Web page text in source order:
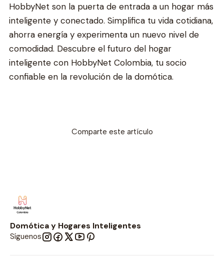
HobbyNet son la puerta de entrada a un hogar más
inteligente y conectado. Simplifica tu vida cotidiana,
ahorra energía y experimenta un nuevo nivel de
comodidad. Descubre el futuro del hogar
inteligente con HobbyNet Colombia, tu socio
confiable en la revolución de la domótica.
Comparte este artículo
Domótica y Hogares Inteligentes
Síguenos